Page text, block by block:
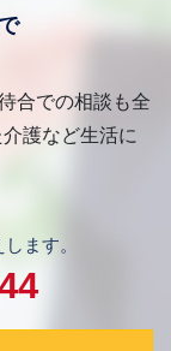
合での相談も全
護など生活に
ます。